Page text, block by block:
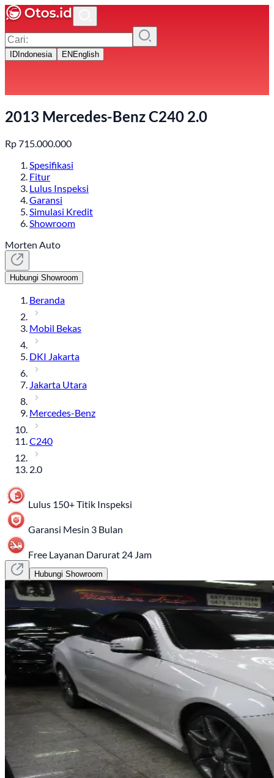
ID Indonesia EN English
2013 Mercedes-Benz C240 2.0
Rp715.000.000
Spesifikasi
Fitur
Lulus Inspeksi
Garansi
Simulasi Kredit
Showroom
Morten Auto
Hubungi Showroom
Beranda
Mobil Bekas
DKI Jakarta
Jakarta Utara
Mercedes-Benz
C240
2.0
Lulus 150+ Titik Inspeksi
Garansi Mesin 3 Bulan
Free Layanan Darurat 24 Jam
Hubungi Showroom